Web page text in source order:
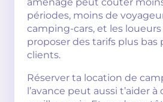
périodes, moins de
camping-cars, et les
proposer des tarifs plus bas
clients.
Réserver ta location de
l’avance peut aussi t’aider